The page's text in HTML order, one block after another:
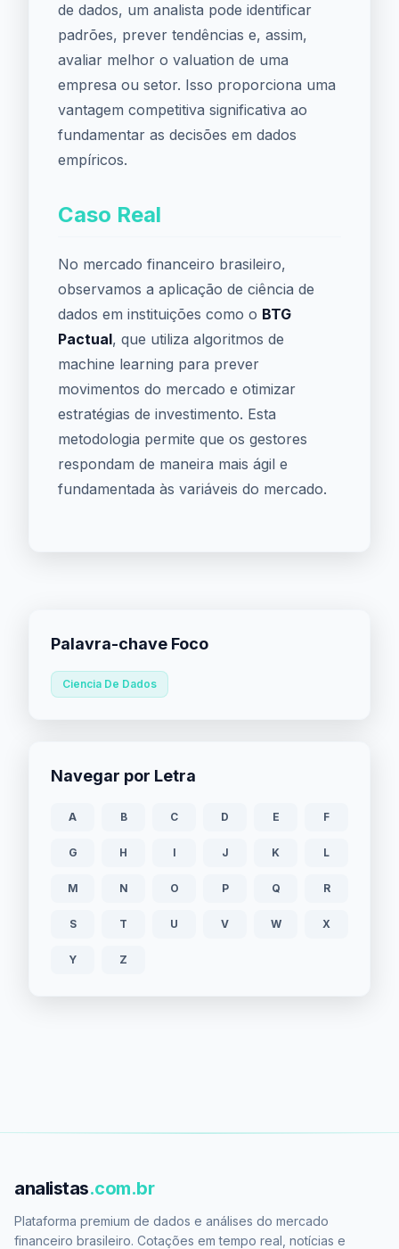
de dados, um analista pode identificar
padrões, prever tendências e, assim,
avaliar melhor o valuation de uma
empresa ou setor. Isso proporciona uma
vantagem competitiva significativa ao
fundamentar as decisões em dados
empíricos.
Caso Real
No mercado financeiro brasileiro,
observamos a aplicação de ciência de
dados em instituições como o BTG
Pactual, que utiliza algoritmos de
machine learning para prever
movimentos do mercado e otimizar
estratégias de investimento. Esta
metodologia permite que os gestores
respondam de maneira mais ágil e
fundamentada às variáveis do mercado.
Palavra-chave Foco
Ciencia De Dados
Navegar por Letra
A B C D E F
G H I J K L
M N O P Q R
S T U V W X
Y Z
analistas.com.br
Plataforma premium de dados e análises do mercado
financeiro brasileiro. Cotações em tempo real, notícias e